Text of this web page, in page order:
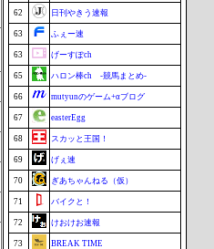
62 日刊やきう速報
63 ふぇー速
63 げーすぽch
65 ハロン棒ch -競馬まとめ-
66 mutyunのゲーム+αブログ
67 easterEgg
68 スカッと王国！
69 げぇ速
70 ぎあちゃんねる（仮）
71 バイクと！
72 けおけお速報
73 BREAK TIME